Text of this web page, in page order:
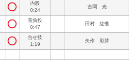
内股
0:24
吉岡 光
背負投
0:47
田村 紘惟
合せ技
1:19
矢作 彩芽